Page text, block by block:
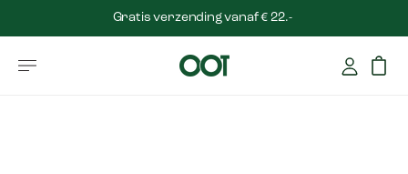
Gratis verzending vanaf € 22.-